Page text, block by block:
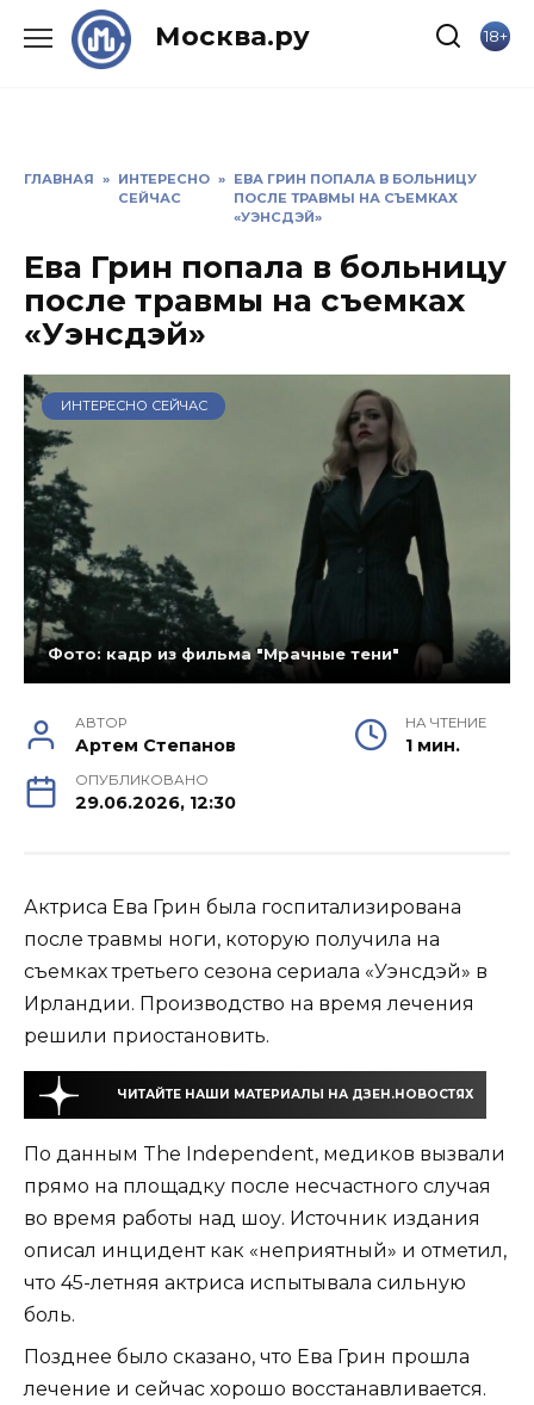
Москва.ру 18+
ГЛАВНАЯ » ИНТЕРЕСНО
СЕЙЧАС
» ЕВА ГРИН ПОПАЛА В БОЛЬНИЦУ
ПОСЛЕ ТРАВМЫ НА СЪЕМКАХ
«УЭНСДЭЙ»
Ева Грин попала в больницу
после травмы на съемках
«Уэнсдэй»
ИНТЕРЕСНО СЕЙЧАС
Фото: кадр из фильма "Мрачные тени"
АВТОР
Артем Степанов
НА ЧТЕНИЕ
1 мин.
ОПУБЛИКОВАНО
29.06.2026, 12:30
Актриса Ева Грин была госпитализирована
после травмы ноги, которую получила на
съемках третьего сезона сериала «Уэнсдэй» в
Ирландии. Производство на время лечения
решили приостановить.
ЧИТАЙТЕ НАШИ МАТЕРИАЛЫ НА ДЗЕН.НОВОСТЯХ
По данным The Independent, медиков вызвали
прямо на площадку после несчастного случая
во время работы над шоу. Источник издания
описал инцидент как «неприятный» и отметил,
что 45-летняя актриса испытывала сильную
боль.
Позднее было сказано, что Ева Грин прошла
лечение и сейчас хорошо восстанавливается.